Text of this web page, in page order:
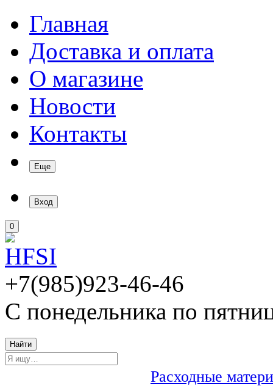
Главная
Доставка и оплата
О магазине
Новости
Контакты
Еще
Вход
0
+7(985)923-46-46
С понедельника по
Найти
Расходные